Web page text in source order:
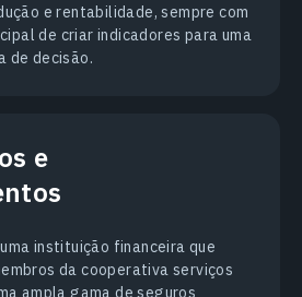
e rentabilidade, sempre com
de criar indicadores para uma
de decisão.
e
instituição financeira que
da cooperativa serviços
ampla gama de seguros